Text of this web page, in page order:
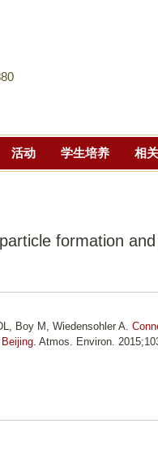
分
活动 学生培养 相
formation
Boy M, Wiedensohler A.
. Atmos. Environ.